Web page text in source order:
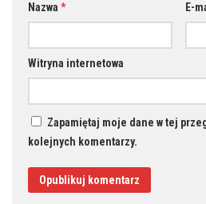
Nazwa * E-
Witryna internetowa
Zapamiętaj moje dane w tej
kolejnych komentarzy.